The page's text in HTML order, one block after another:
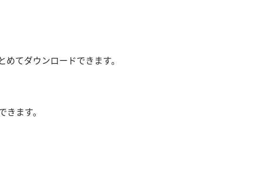
てダウンロードできます。
ます。